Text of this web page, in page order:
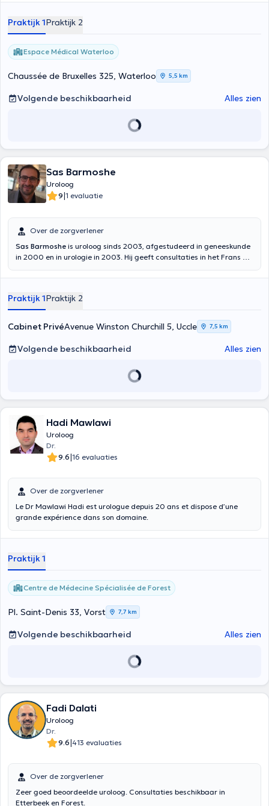
Praktijk 1Praktijk 2
Espace Médical Waterloo
Chaussée de Bruxelles 325, Waterloo 5,5 km
Volgende beschikbaarheid Alles zien
Sas Barmoshe
Uroloog
9|1 evaluatie
Over de zorgverlener
Sas Barmoshe is uroloog sinds 2003, afgestudeerd in geneeskunde
in 2000 en in urologie in 2003. Hij geeft consultaties in het Frans of
robot), lithiasis chirurgie, incontinentie en verzakking chirurgie,
Churchill 5, Ukkel 1180 of in het Cavell kantoor in 37 rue Général Lotz
Ukkel 1180
Praktijk 1Praktijk 2
Cabinet PrivéAvenue Winston Churchill 5, Uccle 7,5 km
Volgende beschikbaarheid Alles zien
Hadi Mawlawi
Uroloog
Dr.
9.6|16 evaluaties
Over de zorgverlener
Le Dr Mawlawi Hadi est urologue depuis 20 ans et dispose d’une
grande expérience dans son domaine.
Praktijk 1
Centre de Médecine Spécialisée de Forest
Pl. Saint-Denis 33, Vorst 7,7 km
Volgende beschikbaarheid Alles zien
Fadi Dalati
Uroloog
Dr.
9.6|413 evaluaties
Over de zorgverlener
Zeer goed beoordeelde uroloog. Consultaties beschikbaar in
Etterbeek en Forest.